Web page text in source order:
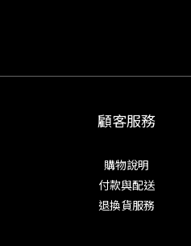
顧客服務
購物說明
付款與配送
退換貨服務